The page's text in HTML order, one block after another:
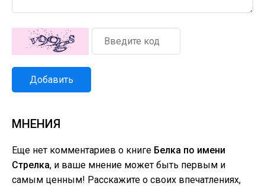
Добавить
МНЕНИЯ
Еще нет комментариев о книге Белка по имени
Стрелка, и ваше мнение может быть первым и
самым ценным! Расскажите о своих впечатлениях,